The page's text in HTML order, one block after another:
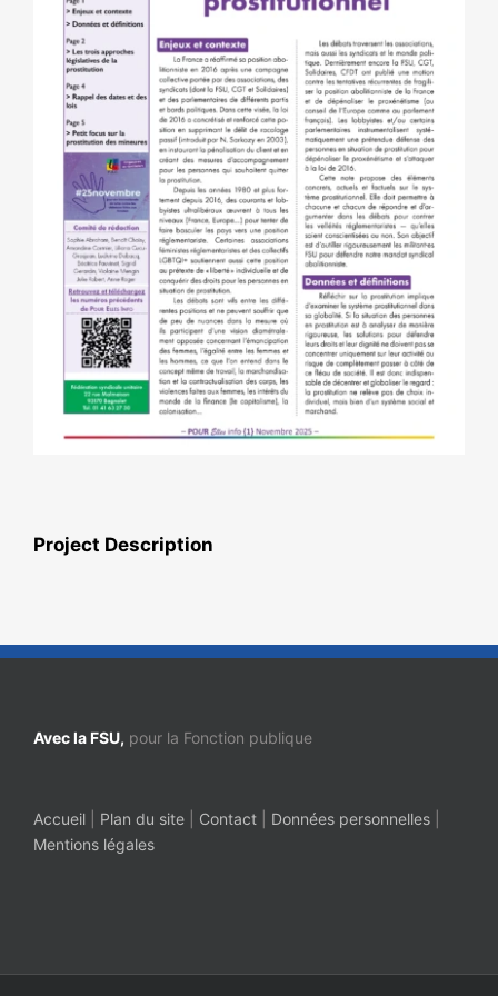
NOS ACTIONS
Project Description
Avec la FSU, pour la Fonction publique
Accueil Plan du site Contact Données personnelles
Mentions légales